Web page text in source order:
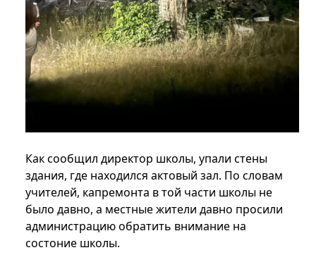
Как сообщил директор школы, упали стены
здания, где находился актовый зал. По словам
учителей, капремонта в той части школы не
было давно, а местные жители давно просили
администрацию обратить внимание на
состоние школы.